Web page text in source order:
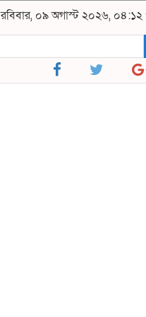
রবিবার, ০৯ অগাস্ট ২০২৬, ০৪:১২